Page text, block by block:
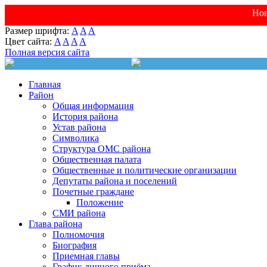
Размер шрифта: A A A
Цвет сайта: A A A A
Полная версия сайта
Главная
Район
Общая информация
История района
Устав района
Символика
Структура ОМС района
Общественная палата
Общественные и политические организации
Депутаты района и поселений
Почетные граждане
Положение
СМИ района
Глава района
Полномочия
Биография
Приемная главы